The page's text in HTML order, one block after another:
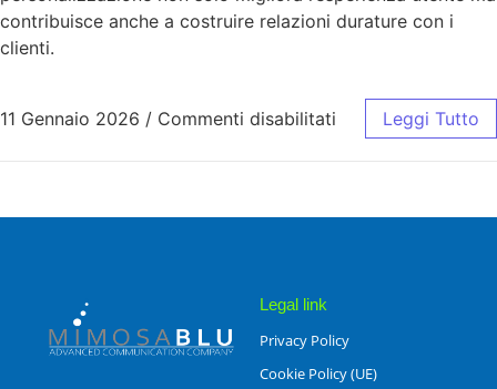
contribuisce anche a costruire relazioni durature con i
clienti.
11 Gennaio 2026 / Commenti disabilitati Leggi Tutto
Legal link
Privacy Policy
Cookie Policy (UE)